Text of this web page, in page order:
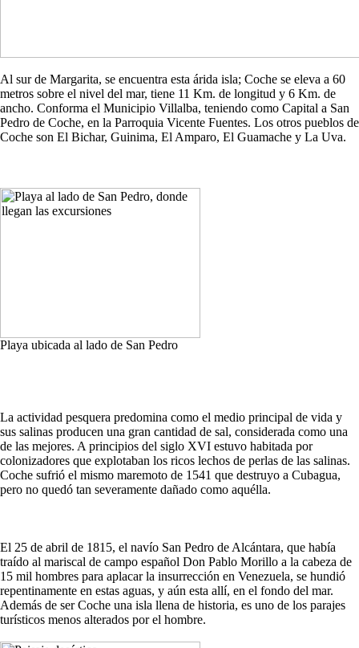
Al sur de Margarita, se encuentra esta árida isla; Coche se eleva a 60
metros sobre el nivel del mar, tiene 11 Km. de longitud y 6 Km. de
ancho. Conforma el Municipio Villalba, teniendo como Capital a San
Pedro de Coche, en la Parroquia Vicente Fuentes. Los otros pueblos de
Coche son El Bichar, Guinima, El Amparo, El Guamache y La Uva.
Playa ubicada al lado de San Pedro
La actividad pesquera predomina como el medio principal de vida y
sus salinas producen una gran cantidad de sal, considerada como una
de las mejores. A principios del siglo XVI estuvo habitada por
colonizadores que explotaban los ricos lechos de perlas de las salinas.
Coche sufrió el mismo maremoto de 1541 que destruyo a Cubagua,
pero no quedó tan severamente dañado como aquélla.
El 25 de abril de 1815, el navío San Pedro de Alcántara, que había
traído al mariscal de campo español Don Pablo Morillo a la cabeza de
15 mil hombres para aplacar la insurrección en Venezuela, se hundió
repentinamente en estas aguas, y aún esta allí, en el fondo del mar.
Además de ser Coche una isla llena de historia, es uno de los parajes
turísticos menos alterados por el hombre.